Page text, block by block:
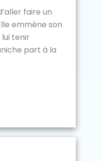
faire un
emmène son
tenir
part à la